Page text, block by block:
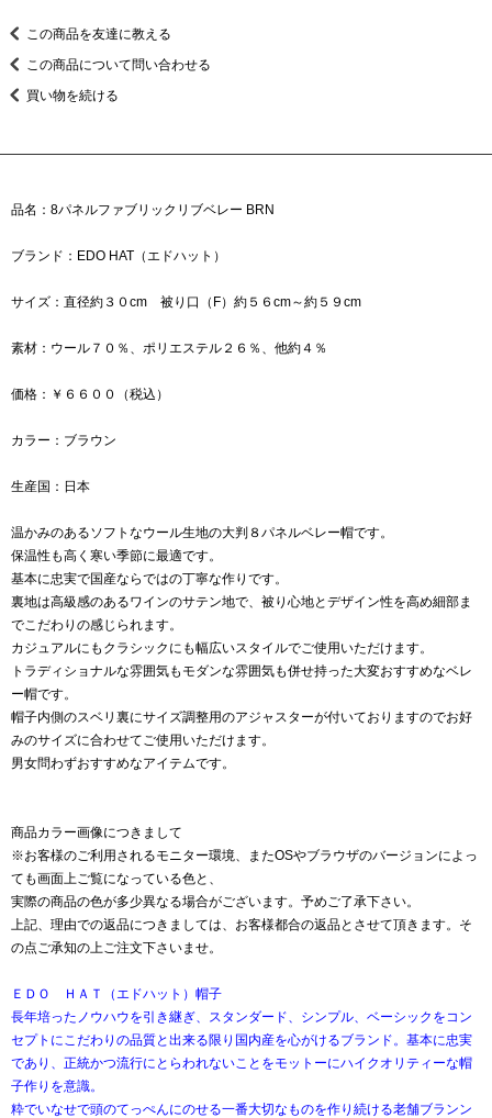
この商品を友達に教える
この商品について問い合わせる
買い物を続ける
品名：8パネルファブリックリブベレー BRN
ブランド：EDO HAT（エドハット）
サイズ：直径約３０cm 被り口（F）約５６cm～約５９cm
素材：ウール７０％、ポリエステル２６％、他約４％
価格：￥６６００（税込）
カラー：ブラウン
生産国：日本
温かみのあるソフトなウール生地の大判８パネルベレー帽です。
保温性も高く寒い季節に最適です。
基本に忠実で国産ならではの丁寧な作りです。
裏地は高級感のあるワインのサテン地で、被り心地とデザイン性を高め細部ま
でこだわりの感じられます。
カジュアルにもクラシックにも幅広いスタイルでご使用いただけます。
トラディショナルな雰囲気もモダンな雰囲気も併せ持った大変おすすめなベレ
ー帽です。
帽子内側のスベリ裏にサイズ調整用のアジャスターが付いておりますのでお好
みのサイズに合わせてご使用いただけます。
男女問わずおすすめなアイテムです。
商品カラー画像につきまして
※お客様のご利用されるモニター環境、またOSやブラウザのバージョンによっ
ても画面上ご覧になっている色と、
実際の商品の色が多少異なる場合がございます。予めご了承下さい。
上記、理由での返品につきましては、お客様都合の返品とさせて頂きます。そ
の点ご承知の上ご注文下さいませ。
ＥＤＯ ＨＡＴ（エドハット）帽子
長年培ったノウハウを引き継ぎ、スタンダード、シンプル、ベーシックをコン
セプトにこだわりの品質と出来る限り国内産を心がけるブランド。基本に忠実
であり、正統かつ流行にとらわれないことをモットーにハイクオリティーな帽
子作りを意識。
粋でいなせで頭のてっぺんにのせる一番大切なものを作り続ける老舗ブランン